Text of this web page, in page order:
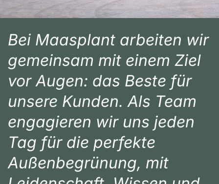
Bei Maasplant arbeiten wir
gemeinsam mit einem Ziel
vor Augen: das Beste für
unsere Kunden. Als Team
engagieren wir uns jeden
Tag für die perfekte
Außenbegrünung, mit